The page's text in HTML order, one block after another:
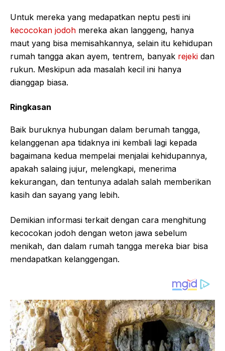
Untuk mereka yang medapatkan neptu pesti ini
kecocokan jodoh mereka akan langgeng, hanya
maut yang bisa memisahkannya, selain itu kehidupan
rumah tangga akan ayem, tentrem, banyak rejeki dan
rukun. Meskipun ada masalah kecil ini hanya
dianggap biasa.
Ringkasan
Baik buruknya hubungan dalam berumah tangga,
kelanggenan apa tidaknya ini kembali lagi kepada
bagaimana kedua mempelai menjalai kehidupannya,
apakah salaing jujur, melengkapi, menerima
kekurangan, dan tentunya adalah salah memberikan
kasih dan sayang yang lebih.
Demikian informasi terkait dengan cara menghitung
kecocokan jodoh dengan weton jawa sebelum
menikah, dan dalam rumah tangga mereka biar bisa
mendapatkan kelanggengan.